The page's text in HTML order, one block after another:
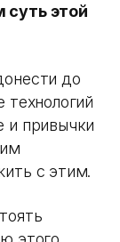
этой
до
технологий
и привычки
с этим.